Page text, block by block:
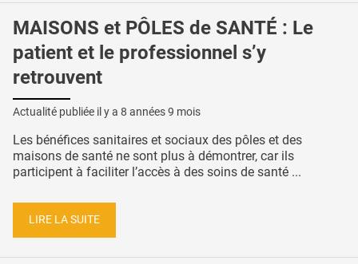
MAISONS et PÔLES de SANTÉ : Le
patient et le professionnel s’y
retrouvent
Actualité publiée il y a 8 années 9 mois
Les bénéfices sanitaires et sociaux des pôles et des
maisons de santé ne sont plus à démontrer, car ils
participent à faciliter l’accès à des soins de santé ...
LIRE LA SUITE